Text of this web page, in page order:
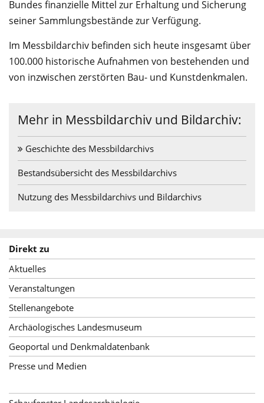
Bundes finanzielle Mittel zur Erhaltung und Sicherung
seiner Sammlungsbestände zur Verfügung.
Im Messbildarchiv befinden sich heute insgesamt über
100.000 historische Aufnahmen von bestehenden und
von inzwischen zerstörten Bau- und Kunstdenkmalen.
Mehr in Messbildarchiv und Bildarchiv:
Geschichte des Messbildarchivs
Bestandsübersicht des Messbildarchivs
Nutzung des Messbildarchivs und Bildarchivs
Direkt zu
Aktuelles
Veranstaltungen
Stellenangebote
Archäologisches Landesmuseum
Geoportal und Denkmaldatenbank
Presse und Medien